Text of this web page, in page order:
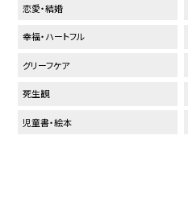
恋愛・結婚
幸福・ハートフル
グリーフケア
死生観
児童書・絵本